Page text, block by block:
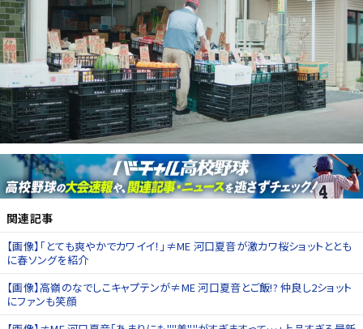
関連記事
【画像】「とても爽やかでカワイイ！」≠ME 河口夏音が激カワ桜ショットととも
に春ソングを紹介
【画像】高嶺のなでしこキャプテンが≠ME 河口夏音とご飯!? 仲良し2ショット
にファンも笑顔